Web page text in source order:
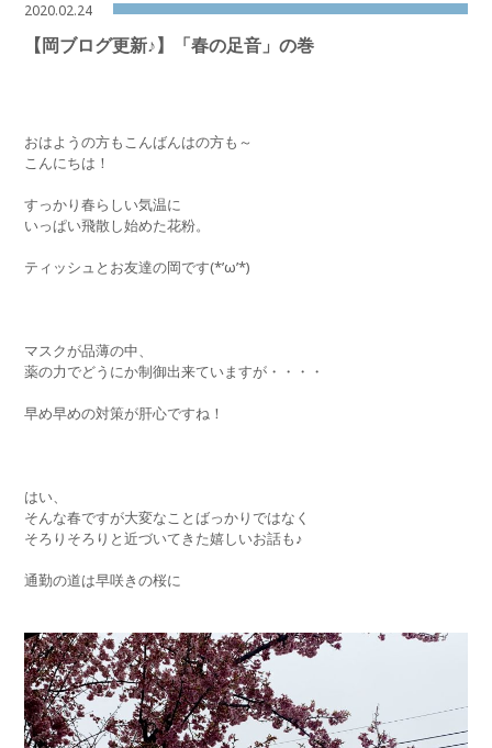
2020.02.24
【岡ブログ更新♪】「春の足音」の巻
おはようの方もこんばんはの方も～
こんにちは！
すっかり春らしい気温に
いっぱい飛散し始めた花粉。
ティッシュとお友達の岡です(*’ω’*)
マスクが品薄の中、
薬の力でどうにか制御出来ていますが・・・・
早め早めの対策が肝心ですね！
はい、
そんな春ですが大変なことばっかりではなく
そろりそろりと近づいてきた嬉しいお話も♪
通勤の道は早咲きの桜に